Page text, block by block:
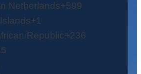
Netherlands+599
+1
Republic+236